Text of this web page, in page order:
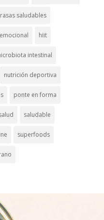
saludables
hiit
intestinal
nutrición deportiva
ponte en forma
saludable
superfoods